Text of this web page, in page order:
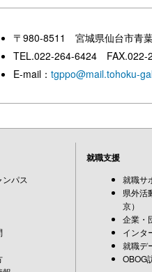
〒980-8511 宮城県仙台市青
TEL.022-264-6424 FAX.022-
E-mail： tgppo@mail.tohoku-
ンパス
就職支援
就職サ
県外活
京）
企業・
インタ
就職デ
OBOG